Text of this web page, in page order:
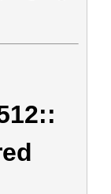
人が切り抜いた名シ
ハメまくりだったｗｗ
とか大嘘。教育に金を
た」